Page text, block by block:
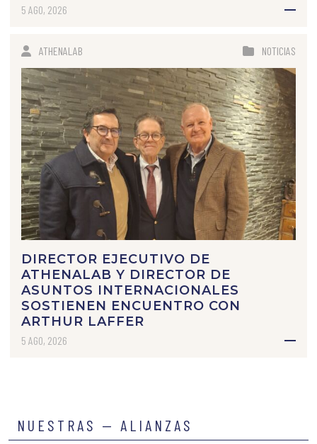
5 AGO, 2026
ATHENALAB NOTICIAS
DIRECTOR EJECUTIVO DE
ATHENALAB Y DIRECTOR DE
ASUNTOS INTERNACIONALES
SOSTIENEN ENCUENTRO CON
ARTHUR LAFFER
5 AGO, 2026
NUESTRAS — ALIANZAS